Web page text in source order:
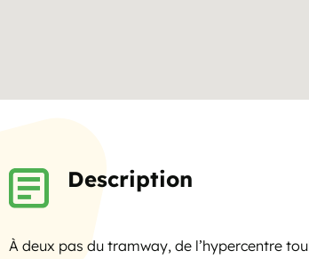
Description
À deux pas du tramway, de l’hypercentre